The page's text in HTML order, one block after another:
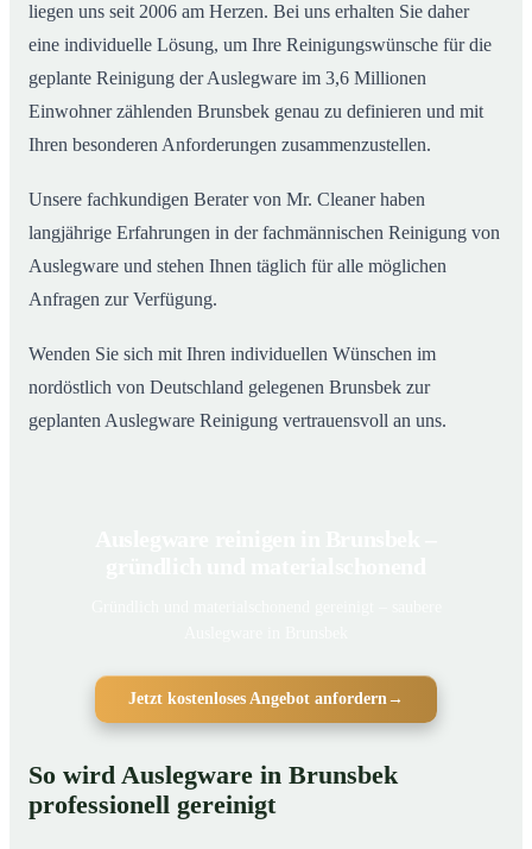
liegen uns seit 2006 am Herzen. Bei uns erhalten Sie daher
eine individuelle Lösung, um Ihre Reinigungswünsche für die
geplante Reinigung der Auslegware im 3,6 Millionen
Einwohner zählenden Brunsbek genau zu definieren und mit
Ihren besonderen Anforderungen zusammenzustellen.
Unsere fachkundigen Berater von Mr. Cleaner haben
langjährige Erfahrungen in der fachmännischen Reinigung von
Auslegware und stehen Ihnen täglich für alle möglichen
Anfragen zur Verfügung.
Wenden Sie sich mit Ihren individuellen Wünschen im
nordöstlich von Deutschland gelegenen Brunsbek zur
geplanten Auslegware Reinigung vertrauensvoll an uns.
Jetzt kostenloses Angebot anfordern→
So wird Auslegware in Brunsbek
professionell gereinigt